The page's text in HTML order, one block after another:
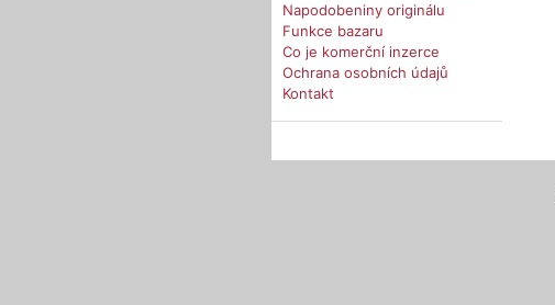
Napodobeniny originálu
Funkce bazaru
Co je komerční inzerce
Ochrana osobních údajů
Kontakt